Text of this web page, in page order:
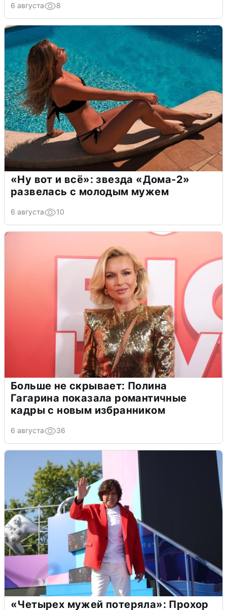
6 августа 8
«Ну вот и всё»: звезда «Дома-2»
развелась с молодым мужем
6 августа 10
Больше не скрывает: Полина
Гагарина показала романтичные
кадры с новым избранником
6 августа 36
«Четырех мужей потеряла»: Прохор